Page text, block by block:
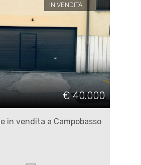
IN VENDITA
€ 40.000
in vendita a Campobasso